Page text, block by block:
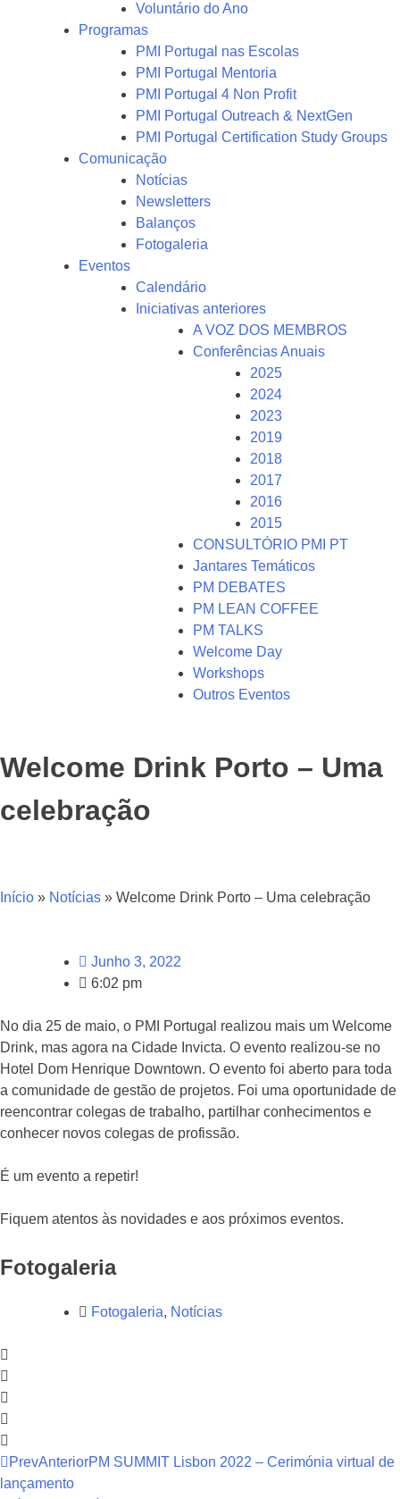
Voluntário do Ano
Programas
PMI Portugal nas Escolas
PMI Portugal Mentoria
PMI Portugal 4 Non Profit
PMI Portugal Outreach & NextGen
PMI Portugal Certification Study Groups
Comunicação
Notícias
Newsletters
Balanços
Fotogaleria
Eventos
Calendário
Iniciativas anteriores
A VOZ DOS MEMBROS
Conferências Anuais
2025
2024
2023
2019
2018
2017
2016
2015
CONSULTÓRIO PMI PT
Jantares Temáticos
PM DEBATES
PM LEAN COFFEE
PM TALKS
Welcome Day
Workshops
Outros Eventos
Welcome Drink Porto – Uma
celebração
Início » Notícias » Welcome Drink Porto – Uma celebração
Junho 3, 2022
6:02 pm
No dia 25 de maio, o PMI Portugal realizou mais um Welcome
Drink, mas agora na Cidade Invicta. O evento realizou-se no
Hotel Dom Henrique Downtown. O evento foi aberto para toda
a comunidade de gestão de projetos. Foi uma oportunidade de
reencontrar colegas de trabalho, partilhar conhecimentos e
conhecer novos colegas de profissão.
É um evento a repetir!
Fiquem atentos às novidades e aos próximos eventos.
Fotogaleria
Fotogaleria, Notícias
PrevAnteriorPM SUMMIT Lisbon 2022 – Cerimónia virtual de
lançamento